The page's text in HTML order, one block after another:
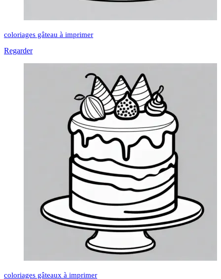
coloriages gâteau à imprimer
Regarder
coloriages gâteaux à imprimer